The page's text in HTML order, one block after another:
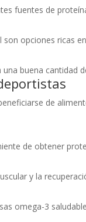
fuentes de
opciones ricas
buena cantidad
de
de obtener
y la
omega-3